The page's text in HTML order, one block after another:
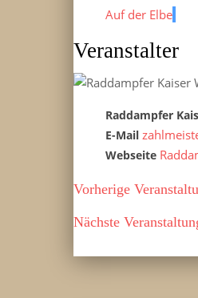
Auf der Elbe
Veranstalter
Raddampfer
E-Mail
Webseite
Vorherige
Nächste